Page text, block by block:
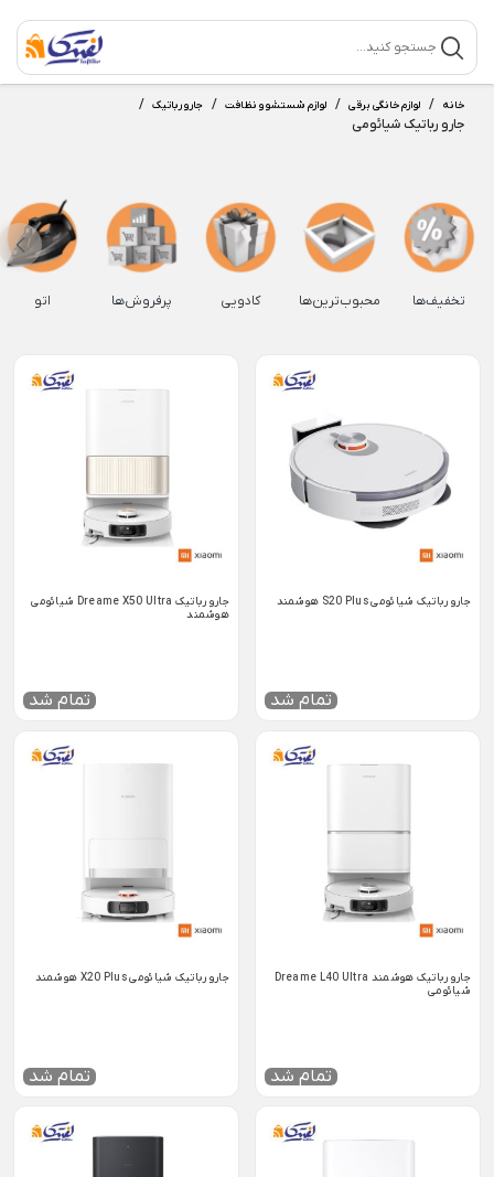
خانه / لوازم خانگی برقی / لوازم شستشو و نظافت / جارو رباتیک /
جارو رباتیک شیائومی
تخفیف‌ها محبوب‌ترین‌ها کادویی پرفروش‌ها اتو
جارو رباتیک شیائومی S20 Plus هوشمند
تمام شد
جارو رباتیک Dreame X50 Ultra شیائومی
هوشمند
تمام شد
جارو رباتیک هوشمند Dreame L40 Ultra
شیائومی
تمام شد
جارو رباتیک شیائومی X20 Plus هوشمند
تمام شد